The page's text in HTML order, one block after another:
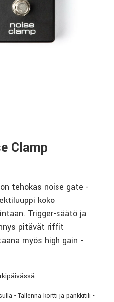
Clamp
tehokas noise gate -
koko
Trigger-säätö ja
pitävät riffit
myös high gain -
- Tallenna kortti ja pankkitili -